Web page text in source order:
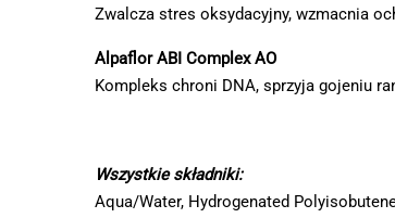
Zwalcza stres oksydacyjny, wzmacnia
Alpaflor ABI Complex AO
Kompleks chroni DNA, sprzyja gojeniu
Wszystkie składniki:
Aqua/Water, Hydrogenated